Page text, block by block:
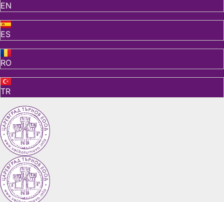
EN
ES
RO
TR